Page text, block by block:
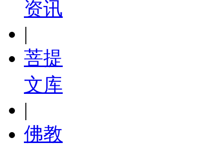
资讯
|
菩提
文库
|
佛教